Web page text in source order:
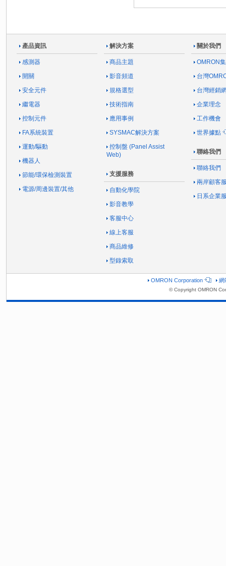
產品資訊
感測器
開關
安全元件
繼電器
控制元件
FA系統裝置
運動/驅動
機器人
節能/環保檢測裝置
電源/周邊裝置/其他
解決方案
商品主題
影音頻道
規格選型
技術指南
應用事例
SYSMAC解決方案
控制盤 (Panel Assist
Web)
支援服務
自動化學院
影音教學
客服中心
線上客服
商品維修
型錄索取
關於我們
OMRON
台灣
台灣經銷
企業理念
工作機會
世界據點
聯絡我們
聯絡我們
兩岸顧客
日系企業
OMRON Corporation 網
© Copyright OMRON